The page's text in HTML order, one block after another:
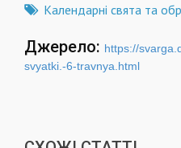
Календарні свята та
Джерело: https://
svyatki.-6-travnya.html